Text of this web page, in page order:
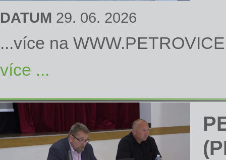
DATUM 29. 06. 2026
...více na
více ...